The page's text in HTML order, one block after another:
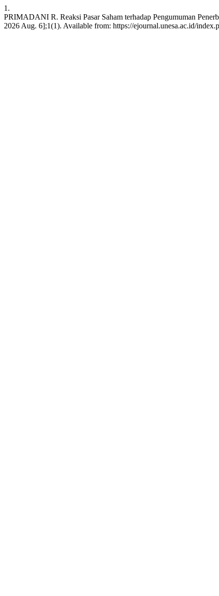
1.
PRIMADANI R. Reaksi Pasar Saham terhadap Pengumuman
2026 Aug. 6];1(1). Available from: https://ejournal.unesa.ac.id/